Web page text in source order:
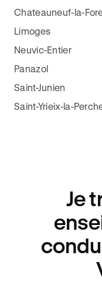
Chateauneuf-la-
Limoges
Neuvic-Entier
Panazol
Saint-Junien
Saint-Yrieix-la-
Je